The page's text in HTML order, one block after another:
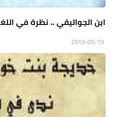
ابن الجواليقي .. نظرة في